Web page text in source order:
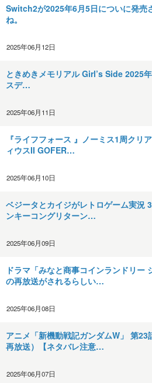
Switch2が2025年6月5日についに発売
ね。
2025年06月12日
ときめきメモリアル Girl’s Side 2025
スデ…
2025年06月11日
『ライフフォース 』ノーミス1周クリ
ィウスII GOFER…
2025年06月10日
ベジータとカイジがレトロゲーム実
ンキーコングリターン…
2025年06月09日
ドラマ「みなと商事コインランドリー
の再放送がされるらしい…
2025年06月08日
アニメ「新機動戦記ガンダムW」 第23
再放送）【ネタバレ注意…
2025年06月07日